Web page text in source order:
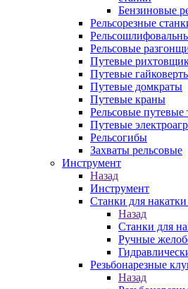
Бензиновые
Рельсорезные
Рельсовые
Путевые
Путевые
Путевые домкраты
Путевые краны
Рельсовые путевые
Путевые
Рельсогибы
Захваты рельсовые
Инструмент
Назад
Инструмент
Станки для
Назад
Станки для
Ручные
Резьбонарезные
Назад